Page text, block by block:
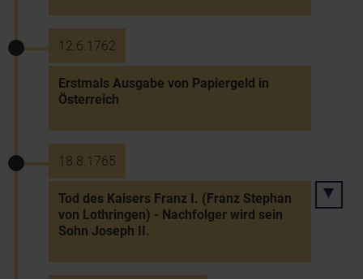
12.6.1762
Erstmals Ausgabe von Papiergeld in
Österreich
18.8.1765
Tod des Kaisers Franz I. (Franz Stephan
von Lothringen) - Nachfolger wird sein
Sohn Joseph II.